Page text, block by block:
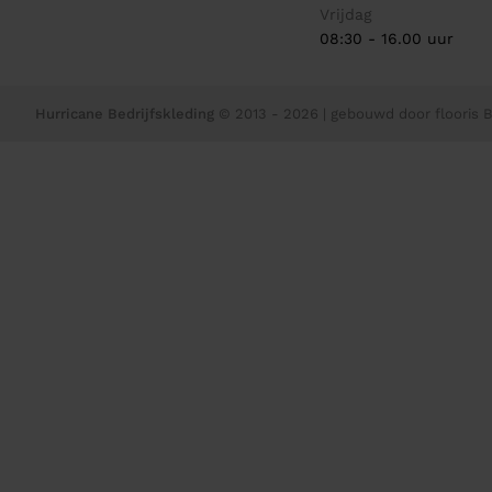
Vrijdag
08:30 - 16.00 uur
Hurricane Bedrijfskleding © 2013 - 2026 | gebouwd door flooris